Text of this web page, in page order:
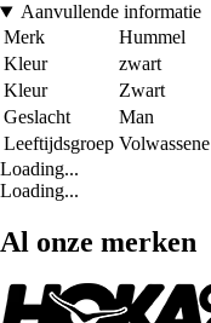
Aanvullende informatie
Merk
Hummel
Kleur
zwart
Kleur
Zwart
Geslacht
Man
Leeftijdsgroep Volwassene
Loading...
Loading...
Al onze merken